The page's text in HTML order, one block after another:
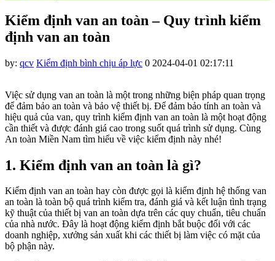
Kiểm định van an toàn – Quy trình kiểm
định van an toàn
by: qcv Kiểm định bình chịu áp lực 0 2024-04-01 02:17:11
Việc sử dụng van an toàn là một trong những biện pháp quan trọng
để đảm bảo an toàn và bảo vệ thiết bị. Để đảm bảo tính an toàn và
hiệu quả của van, quy trình kiểm định van an toàn là một hoạt động
cần thiết và được đánh giá cao trong suốt quá trình sử dụng. Cùng
An toàn Miền Nam tìm hiểu về việc kiểm định này nhé!
1. Kiểm định van an toàn là gì?
Kiểm định van an toàn hay còn được gọi là kiểm định hệ thống van
an toàn là toàn bộ quá trình kiểm tra, đánh giá và kết luận tình trạng
kỹ thuật của thiết bị van an toàn dựa trên các quy chuẩn, tiêu chuẩn
của nhà nước. Đây là hoạt động kiểm định bắt buộc đối với các
doanh nghiệp, xưởng sản xuất khi các thiết bị làm việc có mặt của
bộ phận này.